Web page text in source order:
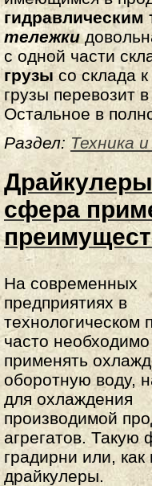
гидравлическим
тележки
с одной части
грузы со склада
грузы перевозит
Остальное в
Раздел: Техника
сфера
На современных
предприятиях в
технологическом
часто необходимо
применять
оборотную воду,
для охлаждения
производимой
агрегатов.
градирни или,
драйкулеры.